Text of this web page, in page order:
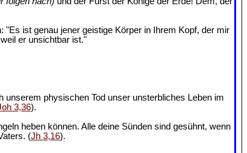
"Es ist genau jener geistige Körper in Ihrem Kopf, der mir
er unsichtbar ist."
unserem physischen Tod unser unsterbliches Leben im
3,36).
heben können. Alle deine Sünden sind gesühnt, wenn
(Jh 3,16).